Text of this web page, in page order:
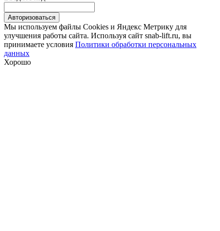
Авторизоваться
Мы используем файлы Сookies и Яндекс Метрику для
улучшения работы сайта. Используя сайт snab-lift.ru, вы
принимаете условия Политики обработки персональных
данных
Хорошо